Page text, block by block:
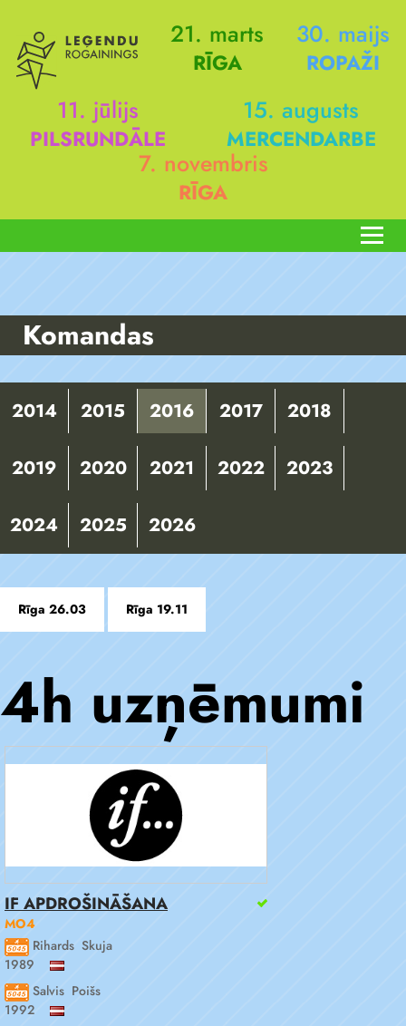
21. marts
RĪGA
30. maijs
ROPAŽI
11. jūlijs
PILSRUNDĀLE
15. augusts
MERCENDARBE
7. novembris
RĪGA
Komandas
2014 2015 2016 2017 2018
2019 2020 2021 2022 2023
2024 2025 2026
Rīga 26.03 Rīga 19.11
4h uzņēmumi
IF APDROŠINĀŠANA
MO4
Rihards Skuja
1989
Salvis Poišs
1992